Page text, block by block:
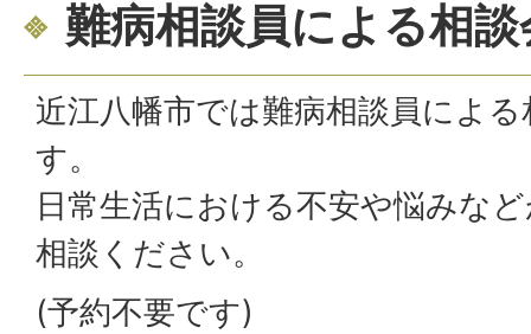
難病相談員による相
近江八幡市では難病相談員によ
す。
日常生活における不安や悩みな
相談ください。
(予約不要です)